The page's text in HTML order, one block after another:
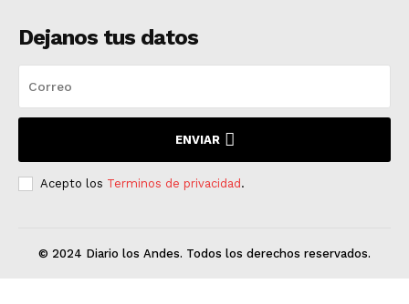
Dejanos tus datos
ENVIAR
Acepto los Terminos de privacidad .
© 2024 Diario los Andes. Todos los derechos reservados.